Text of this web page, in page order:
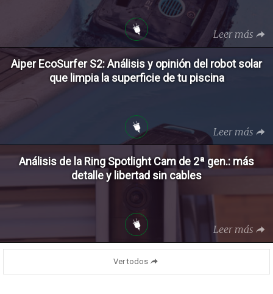
Leer más
Aiper EcoSurfer S2: Análisis y opinión del robot solar
que limpia la superficie de tu piscina
Leer más
Análisis de la Ring Spotlight Cam de 2ª gen.: más
detalle y libertad sin cables
Leer más
Ver todos